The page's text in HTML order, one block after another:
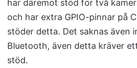
har däremot stöd för två
och har extra GPIO-pinnar på
stöder detta. Det saknas även
Bluetooth, även detta kräver
stöd.